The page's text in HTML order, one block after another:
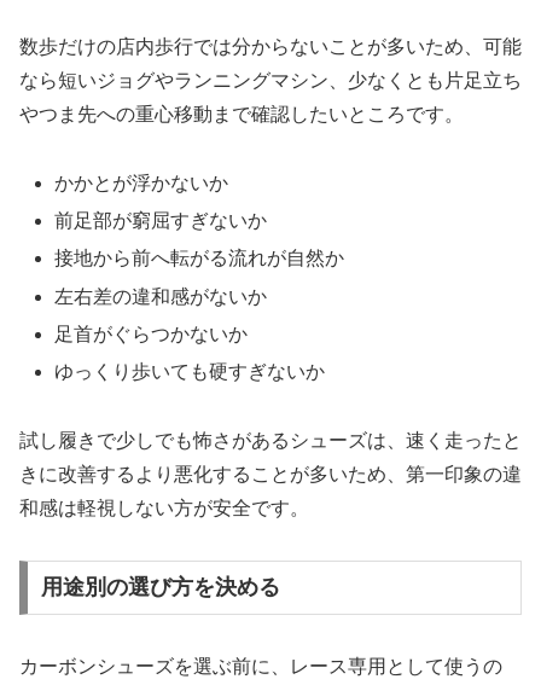
数歩だけの店内歩行では分からないことが多いため、可能
なら短いジョグやランニングマシン、少なくとも片足立ち
やつま先への重心移動まで確認したいところです。
かかとが浮かないか
前足部が窮屈すぎないか
接地から前へ転がる流れが自然か
左右差の違和感がないか
足首がぐらつかないか
ゆっくり歩いても硬すぎないか
試し履きで少しでも怖さがあるシューズは、速く走ったと
きに改善するより悪化することが多いため、第一印象の違
和感は軽視しない方が安全です。
用途別の選び方を決める
カーボンシューズを選ぶ前に、レース専用として使うの